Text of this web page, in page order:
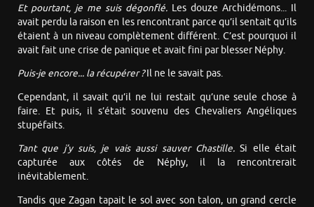
Et pourtant, je me suis dégonflé. Les douze Archidémons... Il
avait perdu la raison en les rencontrant parce qu’il sentait qu’ils
étaient à un niveau complètement différent. C’est pourquoi il
avait fait une crise de panique et avait fini par blesser Néphy.
Puis-je encore... la récupérer ?Il ne le savait pas.
Cependant, il savait qu’il ne lui restait qu’une seule chose à
faire. Et puis, il s’était souvenu des Chevaliers Angéliques
stupéfaits.
Tant que j’y suis, je vais aussi sauver Chastille.Si elle était
capturée aux côtés de Néphy, il la rencontrerait
inévitablement.
Tandis que Zagan tapait le sol avec son talon, un grand cercle